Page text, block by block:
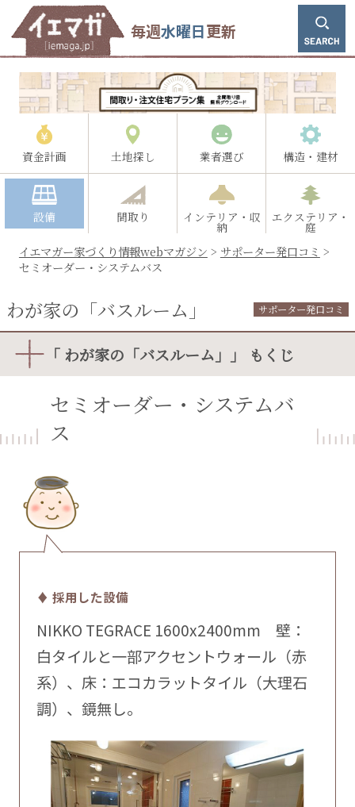
毎週水曜日更新
資金計画 土地探し 業者選び 構造・建材
設備 間取り インテリア・収
納
エクステリア・
庭
イエマガー家づくり情報webマガジン > サポーター発口コミ >
セミオーダー・システムバス
わが家の「バスルーム」 サポーター発口コミ
「 わが家の「バスルーム」」 もくじ
セミオーダー・システムバ
ス
♦ 採用した設備
NIKKO TEGRACE 1600x2400mm 壁：
白タイルと一部アクセントウォール（赤
系）、床：エコカラットタイル（大理石
調）、鏡無し。